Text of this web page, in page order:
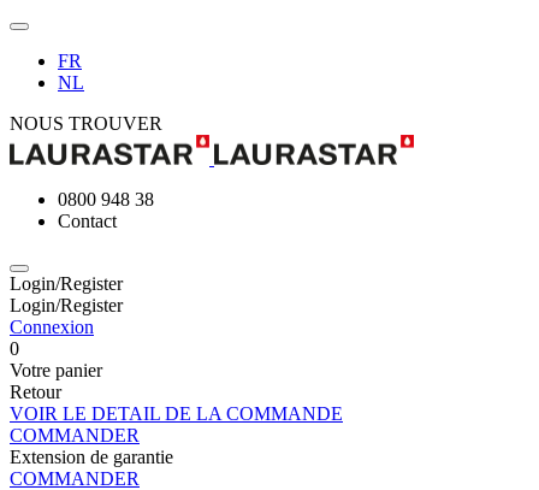
FR
NL
NOUS TROUVER
0800 948 38
Contact
Login/Register
Login/Register
Connexion
0
Votre panier
Retour
VOIR LE DETAIL DE LA COMMANDE
COMMANDER
Extension de garantie
COMMANDER